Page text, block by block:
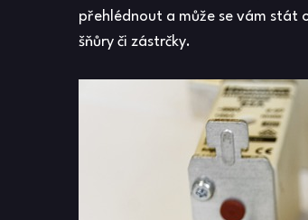
přehlédnout a může se vám stát
šňůry či zástrčky.